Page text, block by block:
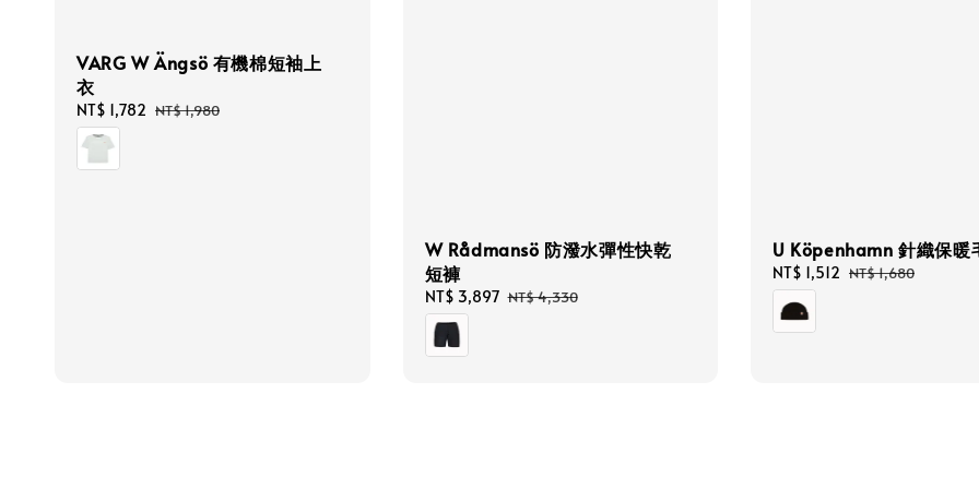
VARG W Ängsö 有機棉短袖上
衣
Sale
price
NT$ 1,782 Regular
NT$ 1,980
W Rådmansö 防潑水彈性快乾
短褲
Sale
price
NT$ 3,897 Regular
NT$ 4,330
U Köpenhamn 針織保暖
Sale
price
NT$ 1,512 Regular
NT$ 1,680